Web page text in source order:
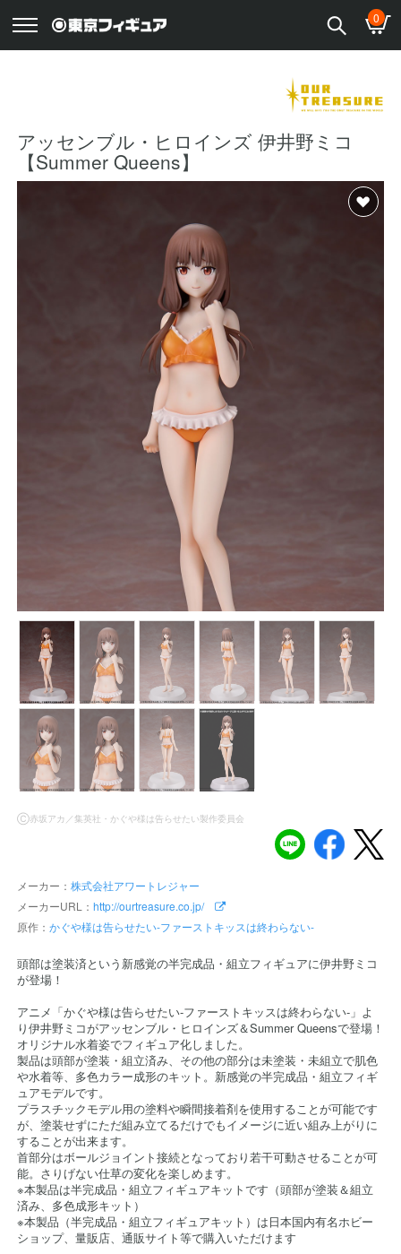
0
アッセンブル・ヒロインズ 伊井野ミコ
【Summer Queens】
Ⓒ赤坂アカ／集英社・かぐや様は告らせたい製作委員会
メーカー： 株式会社アワートレジャー
メーカーURL： http://ourtreasure.co.jp/
原作： かぐや様は告らせたい-ファーストキッスは終わらない-
頭部は塗装済という新感覚の半完成品・組立フィギュアに伊井野ミコ
が登場！
アニメ「かぐや様は告らせたい-ファーストキッスは終わらない-」よ
り伊井野ミコがアッセンブル・ヒロインズ＆Summer Queensで登場！
オリジナル水着姿でフィギュア化しました。
製品は頭部が塗装・組立済み、その他の部分は未塗装・未組立で肌色
や水着等、多色カラー成形のキット。新感覚の半完成品・組立フィギ
ュアモデルです。
プラスチックモデル用の塗料や瞬間接着剤を使用することが可能です
が、塗装せずにただ組み立てるだけでもイメージに近い組み上がりに
することが出来ます。
首部分はボールジョイント接続となっており若干可動させることが可
能。さりげない仕草の変化を楽しめます。
※本製品は半完成品・組立フィギュアキットです（頭部が塗装＆組立
済み、多色成形キット）
※本製品（半完成品・組立フィギュアキット）は日本国内有名ホビー
ショップ、量販店、通販サイト等で購入いただけます